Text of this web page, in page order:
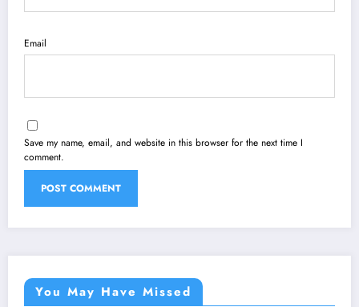
Email
Save my name, email, and website in this browser for the next time I
comment.
You May Have Missed